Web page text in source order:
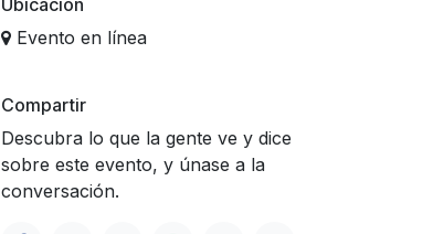
Evento en línea
Compartir
Descubra lo que la gente ve y dice
sobre este evento, y únase a la
conversación.